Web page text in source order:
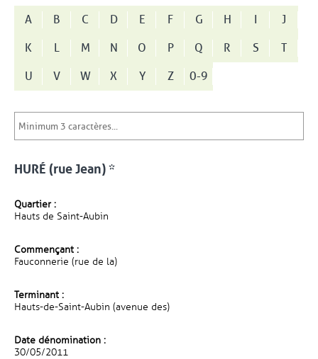
A B C D E F G H I
J
K
L M N O P Q R S
T
U
V W X Y Z 0-9
HURÉ (rue Jean) *
Quartier :
Hauts de Saint-Aubin
Commençant :
Fauconnerie (rue de la)
Terminant :
Hauts-de-Saint-Aubin (avenue des)
Date dénomination :
30/05/2011